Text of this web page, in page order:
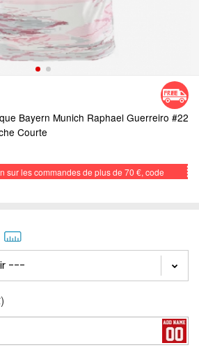
Bayern Munich Raphael Guerreiro #22
Courte
sur les commandes de plus de 70 €, code